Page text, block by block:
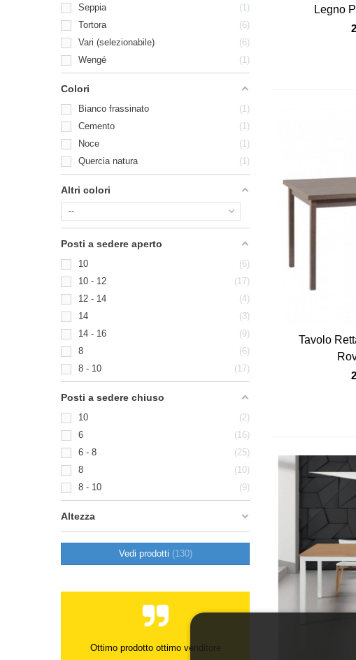
Seppia
1
Tortora
6
Vari (selezionabile)
6
Wengé
1
Colori
Bianco frassinato
1
Cemento
1
Noce
1
Quercia natura
1
Altri colori
--
Posti a sedere aperto
10
6
10 - 12
17
12 - 14
4
14
3
14 - 16
9
8
6
8 - 10
17
Posti a sedere chiuso
10
2
6
16
6 - 8
25
8
10
8 - 10
9
Altezza
Vedi prodotti 130
Ottimo prodotto ottimo venditore
Legno
Vista
Tavolo